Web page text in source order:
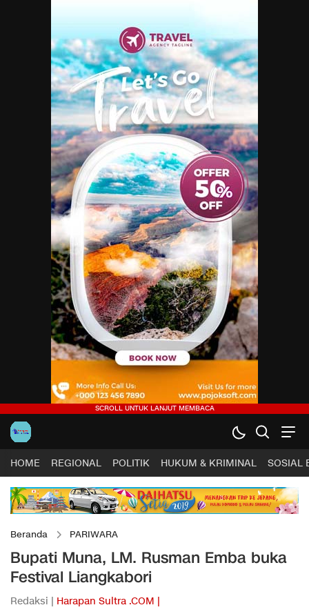
HOME REGIONAL POLITIK HUKUM & KRIMINAL SOSIAL
Beranda PARIWARA
Bupati Muna, LM. Rusman Emba buka
Festival Liangkabori
Redaksi | Harapan Sultra .COM |